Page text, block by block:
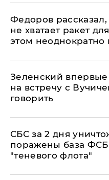
Федоров
не хватает ракет
этом неоднократно
Зеленский
на встречу с
говорить
СБС за 2 дня
поражены база
"теневого флота"